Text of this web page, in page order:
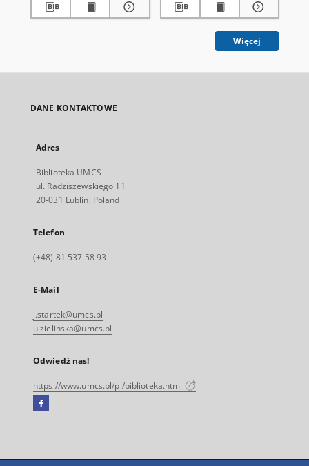
Więcej
DANE KONTAKTOWE
Adres
Biblioteka UMCS
ul. Radziszewskiego 11
20-031 Lublin, Poland
Telefon
(+48) 81 537 58 93
E-Mail
j.startek@umcs.pl
u.zielinska@umcs.pl
Odwiedź nas!
https://www.umcs.pl/pl/biblioteka.htm
Facebook
się